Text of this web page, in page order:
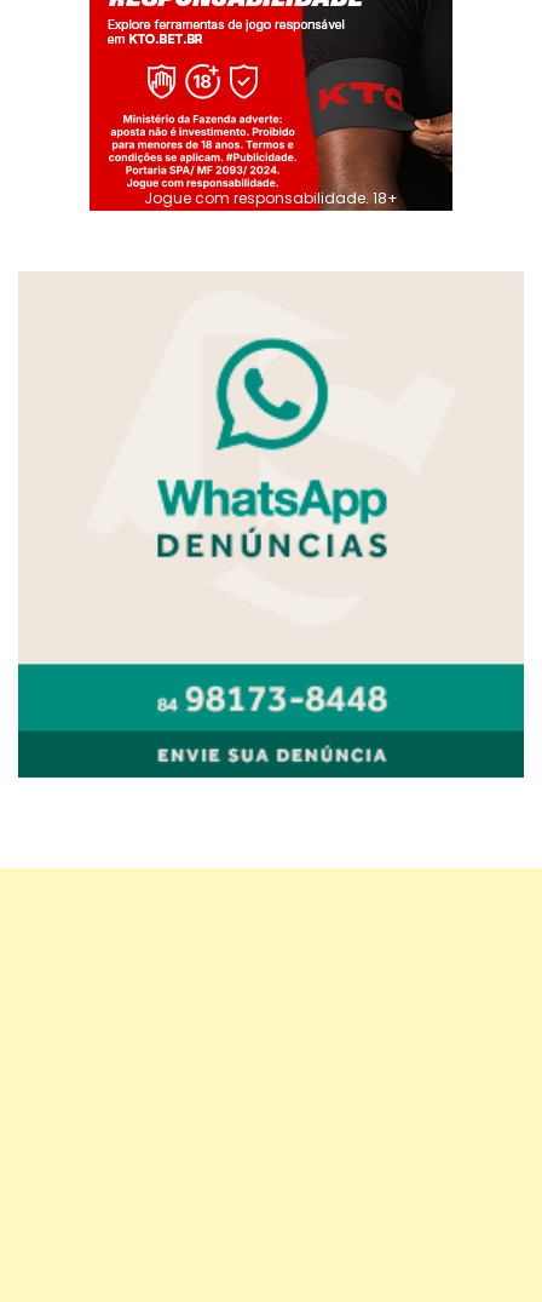
Jogue com responsabilidade. 18+